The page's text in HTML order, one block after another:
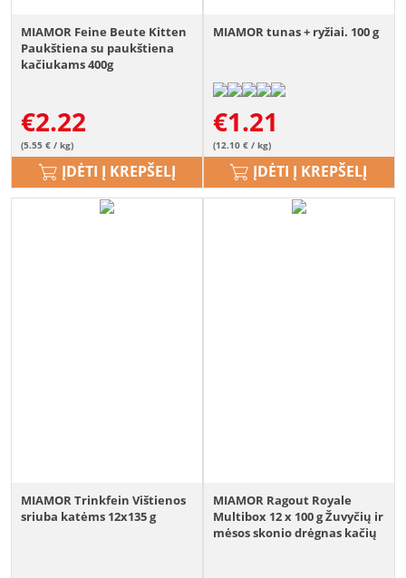
MIAMOR Feine Beute Kitten
Paukštiena su paukštiena
kačiukams 400g
€2.22
(5.55 € / kg)
ĮDĖTI Į KREPŠELĮ
MIAMOR tunas + ryžiai. 100 g
€1.21
(12.10 € / kg)
ĮDĖTI Į KREPŠELĮ
MIAMOR Trinkfein Vištienos
sriuba katėms 12x135 g
MIAMOR Ragout Royale
Multibox 12 x 100 g Žuvyčių ir
mėsos skonio drėgnas kačių